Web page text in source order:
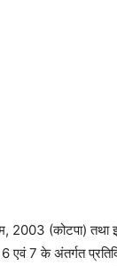
2003 (कोटपा) तथा
7 के अंतर्गत